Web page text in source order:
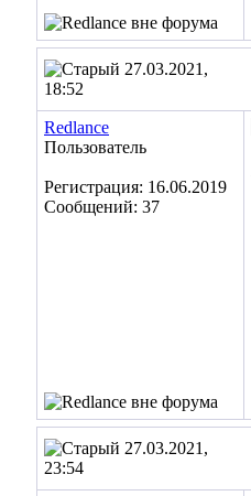
27.03.2021,
18:52
Redlance
Пользователь
Регистрация: 16.06.2019
Сообщений: 37
27.03.2021,
23:54